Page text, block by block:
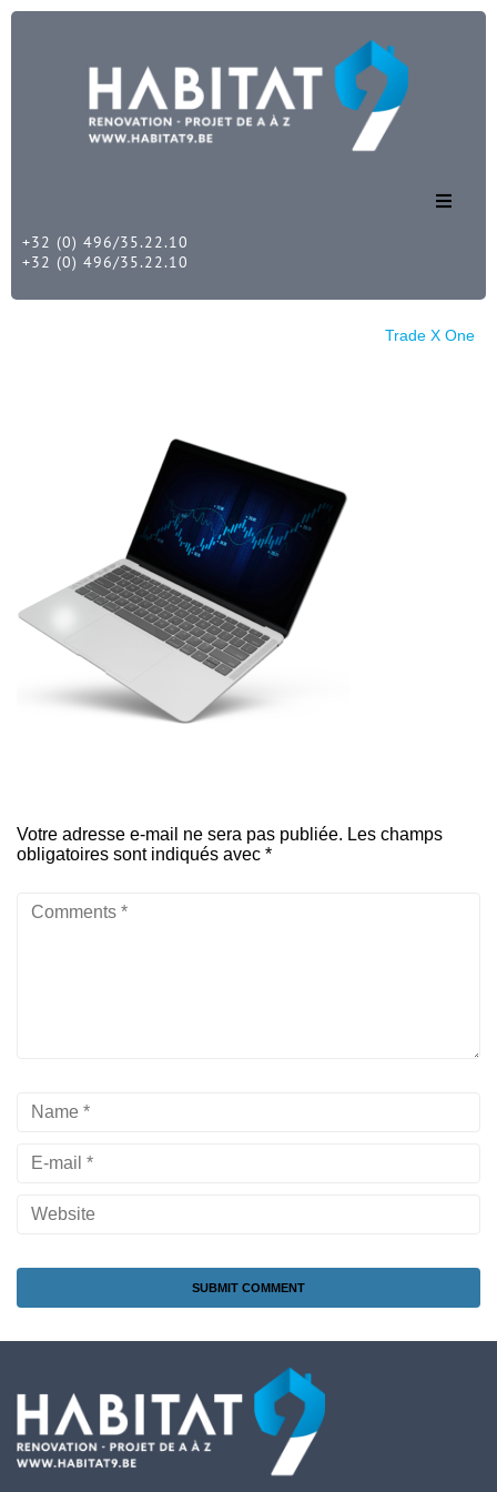
Accueil
Nos services
+32 (0) 496/35.22.10
+32 (0) 496/35.22.10
Trade X One
Votre adresse e-mail ne sera pas publiée. Les champs
obligatoires sont indiqués avec *